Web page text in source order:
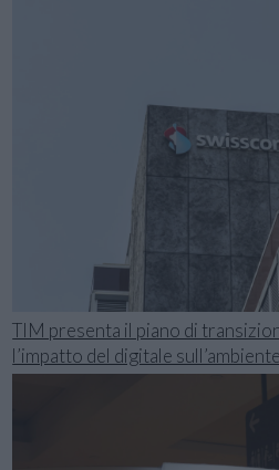
TIM presenta il piano di
l’impatto del digitale sull’ambiente